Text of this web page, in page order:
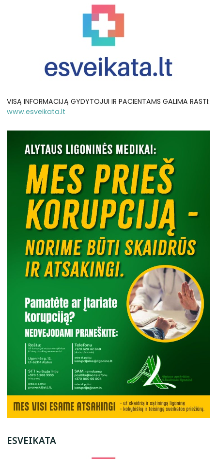
VISĄ INFORMACIJĄ GYDYTOJUI IR PACIENTAMS GALIMA RASTI:
www.esveikata.lt
ESVEIKATA